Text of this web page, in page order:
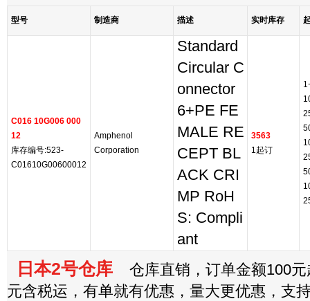
型号 制造商 描述 实时库存
C016 10G006 000
12
库存编号:523-
C01610G00600012
Amphenol
Corporation
Standard
Circular C
onnector
6+PE FE
MALE RE
CEPT BL
ACK CRI
MP RoH
S: Compli
ant
3563
1起订
日本2号仓库 仓库直销，订单金额100元
元含税运，有单就有优惠，量大更优惠，支